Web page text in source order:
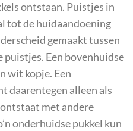
ontstaan. Puistjes in
tot de huidaandoening
gemaakt tussen
Een bovenhuidse
wit kopje. Een
daarentegen alleen als
met andere
onderhuidse pukkel kun